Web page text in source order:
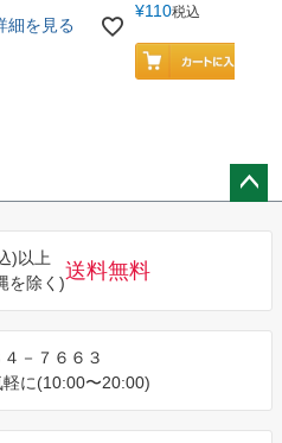
細を見る
¥110税込
)以上
を除く)
送料無料
－７６６３
に(10:00〜20:00)